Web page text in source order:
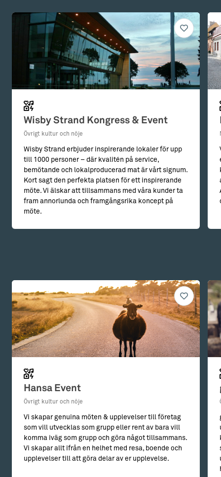
Wisby Strand Kongress & Event
Övrigt kultur och nöje
Wisby Strand erbjuder inspirerande lokaler för upp
till 1000 personer – där kvalitén på service,
bemötande och lokalproducerad mat är vårt signum.
Kort sagt den perfekta platsen för ett inspirerande
möte. Vi älskar att tillsammans med våra kunder ta
fram annorlunda och framgångsrika koncept på
möte.
Hansa Event
Övrigt kultur och nöje
Vi skapar genuina möten & upplevelser till företag
som vill utvecklas som grupp eller rent av bara vill
komma iväg som grupp och göra något tillsammans.
Vi skapar allt ifrån en helhet med resa, boende och
upplevelser till att göra delar av er upplevelse.